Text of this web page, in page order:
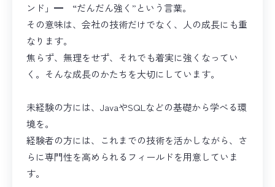
ンド」━ “だんだん強く”という言葉。
その意味は、会社の技術だけでなく、人の成長にも重
なります。
焦らず、無理をせず、それでも着実に強くなってい
く。そんな成長のかたちを大切にしています。
未経験の方には、JavaやSQLなどの基礎から学べる環
境を。
経験者の方には、これまでの技術を活かしながら、さ
らに専門性を高められるフィールドを用意していま
す。